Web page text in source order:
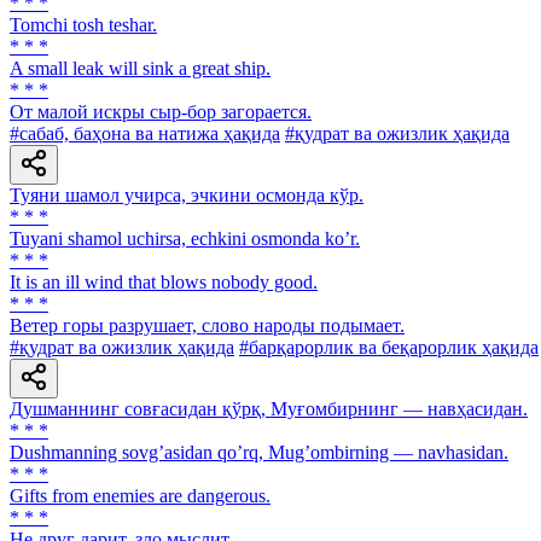
Tomchi tosh teshar.
* * *
A small leak will sink a great ship.
* * *
От малой искры сыр-бор загорается.
#сабаб, баҳона ва натижа ҳақида #қудрат ва ожизлик ҳақида
Туяни шамол учирса, эчкини осмонда кўр.
* * *
Tuyani shamol uchirsa, echkini osmonda koʼr.
* * *
It is an ill wind that blows nobody good.
* * *
Ветер горы разрушает, слово народы подымает.
#қудрат ва ожизлик ҳақида #барқарорлик ва беқарорлик ҳақида
Душманнинг совғасидан қўрқ, Муғомбирнинг — навҳасидан.
* * *
Dushmanning sovgʼasidan qoʼrq, Mugʼombirning — navhasidan.
* * *
Gifts from enemies are dangerous.
* * *